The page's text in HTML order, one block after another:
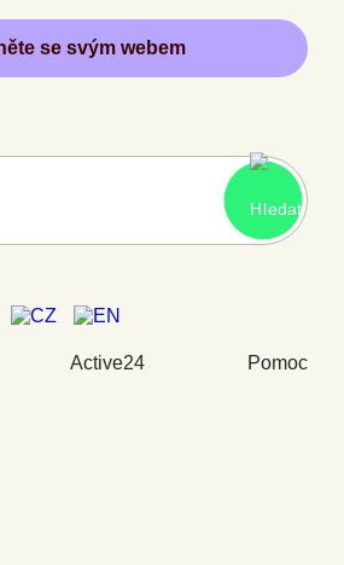
se svým webem
Active24 Pomoc